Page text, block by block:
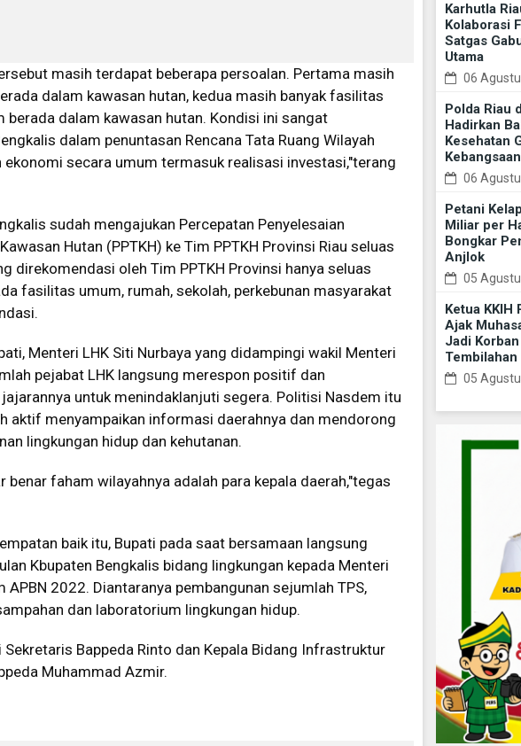
masih terdapat beberapa persoalan. Pertama masih
dalam kawasan hutan, kedua masih banyak fasilitas
dalam kawasan hutan. Kondisi ini sangat
dalam penuntasan Rencana Tata Ruang Wilayah
ekonomi secara umum termasuk realisasi investasi,"terang
sudah mengajukan Percepatan Penyelesaian
Hutan (PPTKH) ke Tim PPTKH Provinsi Riau seluas
direkomendasi oleh Tim PPTKH Provinsi hanya seluas
fasilitas umum, rumah, sekolah, perkebunan masyarakat
Menteri LHK Siti Nurbaya yang didampingi wakil Menteri
pejabat LHK langsung merespon positif dan
untuk menindaklanjuti segera. Politisi Nasdem itu
aktif menyampaikan informasi daerahnya dan mendorong
lingkungan hidup dan kehutanan.
benar faham wilayahnya adalah para kepala daerah,"tegas
baik itu, Bupati pada saat bersamaan langsung
Kbupaten Bengkalis bidang lingkungan kepada Menteri
2022. Diantaranya pembangunan sejumlah TPS,
dan laboratorium lingkungan hidup.
Bappeda Rinto dan Kepala Bidang Infrastruktur
Muhammad Azmir.
Karhutla
Kolaborasi
Satgas
Utama
06
Polda Riau
Hadirkan
Kesehatan
06
Petani
Miliar per
Bongkar
Anjlok
05
Ketua KKIH
Ajak
Jadi
Tembilahan
05